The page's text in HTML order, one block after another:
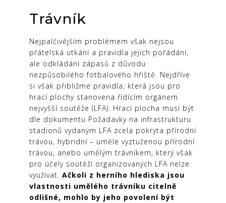
Trávník
Nejpalčivějším problémem však nejsou
přátelská utkání a pravidla jejich pořádání,
ale odkládání zápasů z důvodu
nezpůsobilého fotbalového hřiště. Nejdříve
si však přibližme pravidla, která jsou pro
hrací plochy stanovena řídícím orgánem
nejvyšší soutěže (LFA). Hrací plocha musí být
dle dokumentu Požadavky na infrastrukturu
stadionů vydaným LFA zcela pokryta přírodní
trávou, hybridní – uměle vyztuženou přírodní
trávou, anebo umělým trávníkem, který však
pro účely soutěží organizovaných LFA nelze
využívat. Ačkoli z herního hlediska jsou
vlastnosti umělého trávníku citelně
odlišné, mohlo by jeho povolení být